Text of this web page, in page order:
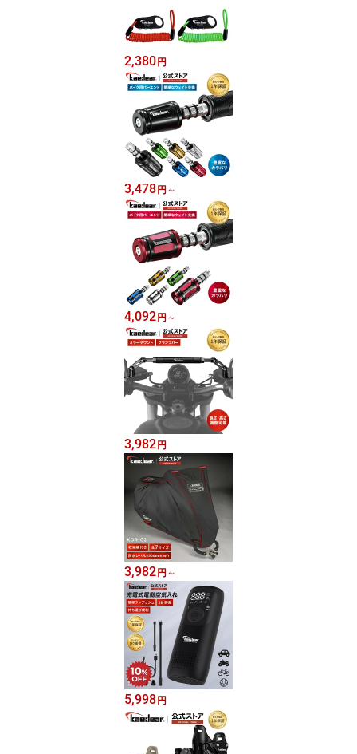
2,380 円
3,478 円 ～
4,092 円 ～
3,982 円
3,982 円 ～
5,998 円